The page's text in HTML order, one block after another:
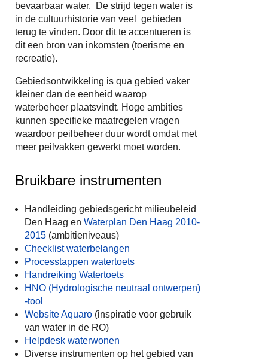
bevaarbaar water. De strijd tegen water is
in de cultuurhistorie van veel gebieden
terug te vinden. Door dit te accentueren is
dit een bron van inkomsten (toerisme en
recreatie).
Gebiedsontwikkeling is qua gebied vaker
kleiner dan de eenheid waarop
waterbeheer plaatsvindt. Hoge ambities
kunnen specifieke maatregelen vragen
waardoor peilbeheer duur wordt omdat met
meer peilvakken gewerkt moet worden.
Bruikbare instrumenten
Handleiding gebiedsgericht milieubeleid
Den Haag en Waterplan Den Haag 2010-
2015 (ambitieniveaus)
Checklist waterbelangen
Processtappen watertoets
Handreiking Watertoets
HNO (Hydrologische neutraal ontwerpen)
-tool
Website Aquaro (inspiratie voor gebruik
van water in de RO)
Helpdesk waterwonen
Diverse instrumenten op het gebied van